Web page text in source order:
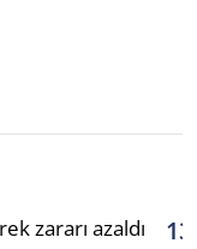
zararı azaldı